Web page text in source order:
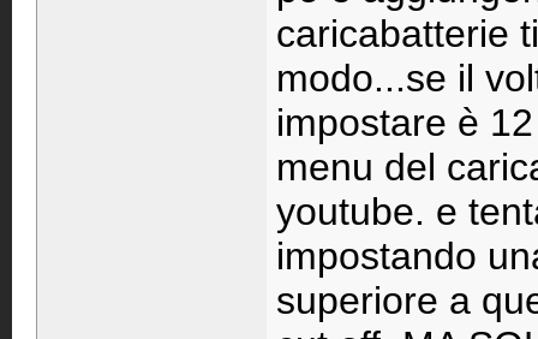
caricabatterie
modo...se il
impostare è
menu del
youtube. e
impostando
superiore a